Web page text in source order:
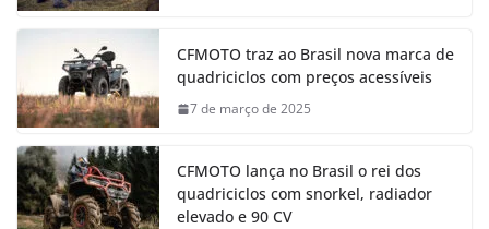
CFMOTO traz ao Brasil nova marca de
quadriciclos com preços acessíveis
7 de março de 2025
CFMOTO lança no Brasil o rei dos
quadriciclos com snorkel, radiador
elevado e 90 CV